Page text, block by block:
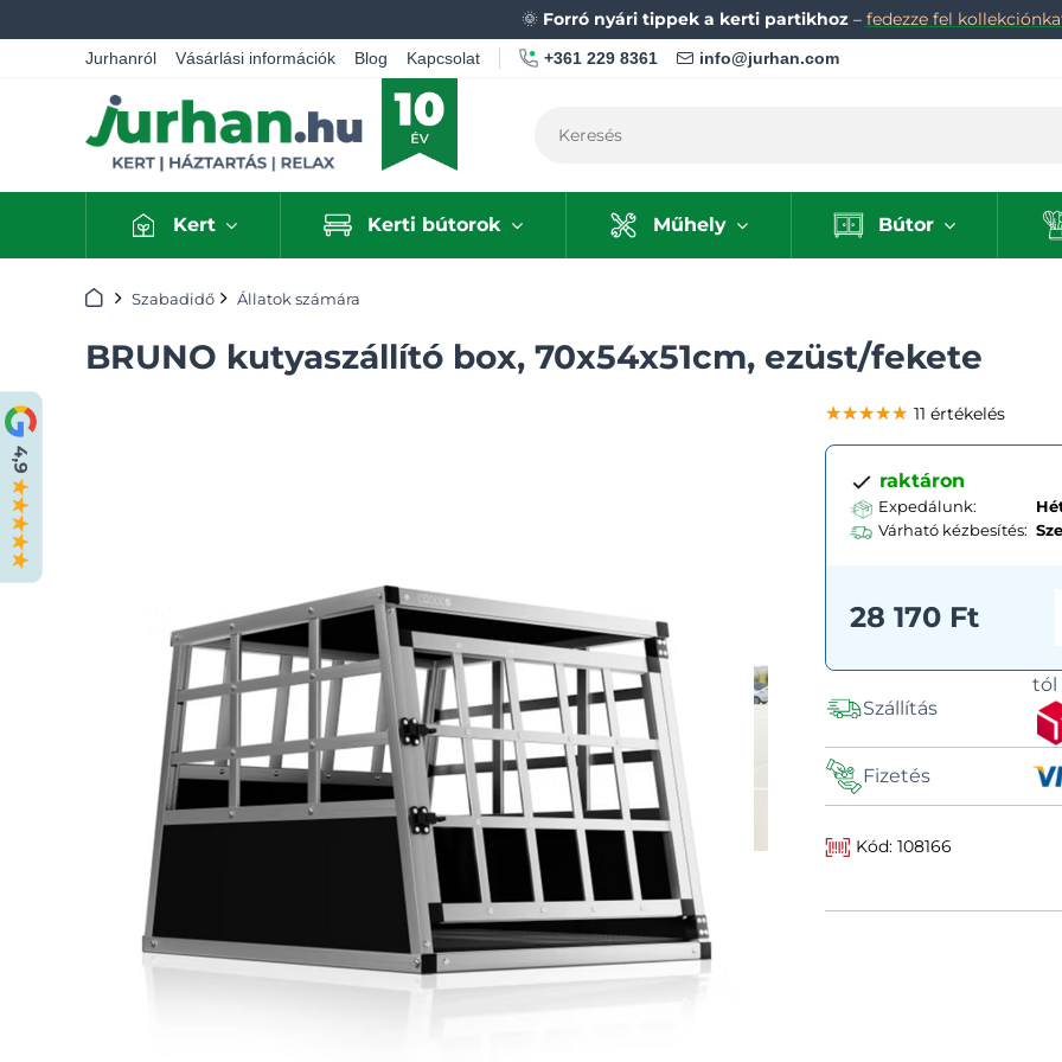
🌞 Forró nyári tippek a kerti partikhoz– fedezze fel
Jurhanról Vásárlási információk Blog Kapcsolat +361 229 8361 info@jurhan.com
Kert Kerti bútorok Műhely Bútor
KezdőlapSzabadidő Állatok számára
BRUNO kutyaszállító box, 70x54x51cm, ezüst/fekete
★★★★★
★★★★★
★★★★★ 11 értékelés
raktáron
Expedálunk:
Várható kézbesítés:
28 170 Ft
Szállítás
tól
Fizetés
Kód: 108166